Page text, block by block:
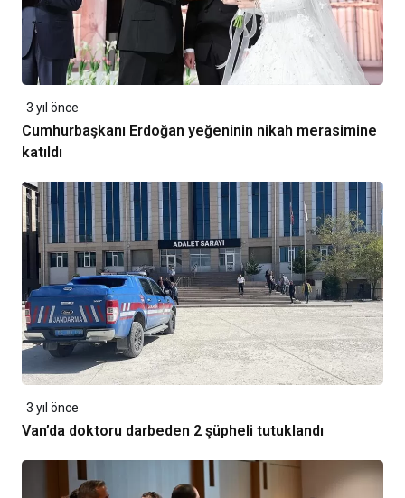
3 yıl önce
Cumhurbaşkanı Erdoğan yeğeninin nikah merasimine
katıldı
3 yıl önce
Van’da doktoru darbeden 2 şüpheli tutuklandı